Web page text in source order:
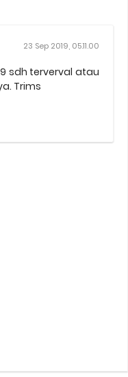
23 Sep 2019, 05.11.00
sdh terverval atau
Trims